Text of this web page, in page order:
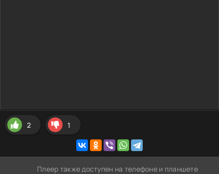
2 1
Плеер также доступен на телефоне и планшете